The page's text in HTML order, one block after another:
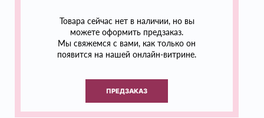
Товара сейчас нет в наличии, но вы
можете оформить предзаказ.
Мы свяжемся с вами, как только он
появится на нашей онлайн-витрине.
ПРЕДЗАКАЗ